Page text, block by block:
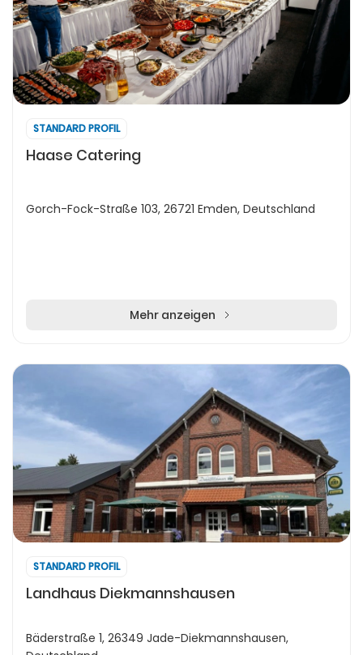
STANDARD PROFIL
Haase Catering
Gorch-Fock-Straße 103, 26721 Emden, Deutschland
Mehr anzeigen
STANDARD PROFIL
Landhaus Diekmannshausen
Bäderstraße 1, 26349 Jade-Diekmannshausen,